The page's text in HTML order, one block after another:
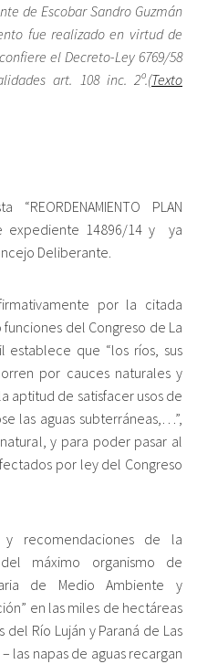
de Escobar Sandro Guzmán
fue realizado en virtud de
el Decreto-Ley 6769/58
art. 108 inc. 2º.(Texto
PLAN
expediente 14896/14 y ya
Deliberante.
por la citada
del Congreso de La
establece que “los ríos, sus
por cauces naturales y
aptitud de satisfacer usos de
las aguas subterráneas,…”,
y para poder pasar al
por ley del Congreso
y recomendaciones de la
máximo organismo de
de Medio Ambiente y
en las miles de hectáreas
Río Luján y Paraná de Las
las napas de aguas recargan